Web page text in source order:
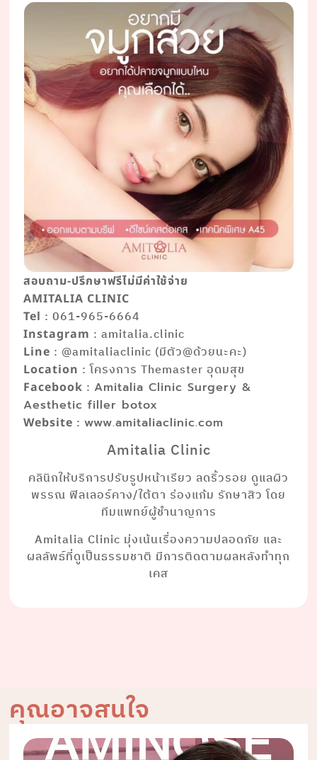
สอบถาม-ปรึกษาฟรีไม่มีค่าใช้จ่าย
AMITALIA CLINIC
Tel : 061-965-6664
Instagram : amitalia.clinic
Line : @amitaliaclinic (มีตัว@ด้วยนะคะ)
Location : โครงการ Themaster อุดมสุข
Facebook :Amitalia Clinic Surgery &
Aesthetic filler botox
Website :www.amitaliaclinic.com
Amitalia Clinic
คลินิกให้บริการปรับรูปหน้าเรียว ลดริ้วรอย ดูแลผิว
พรรณ ฟิลเลอร์คาง/ใต้ตา ร่องแก้ม รักษาสิว โดย
ทีมแพทย์ผู้ชำนาญการ
Amitalia Clinic มุ่งเน้นเรื่องความปลอดภัย และ
ผลลัพธ์ที่ดูเป็นธรรมชาติ มีการติดตามผลหลังทำทุก
เคส
คุณอาจสนใจ